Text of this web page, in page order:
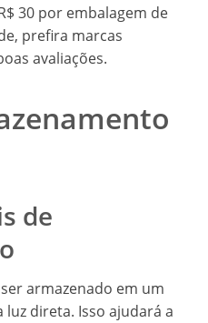
30 por embalagem de
prefira marcas
avaliações.
de
armazenado em um
luz direta. Isso ajudará a